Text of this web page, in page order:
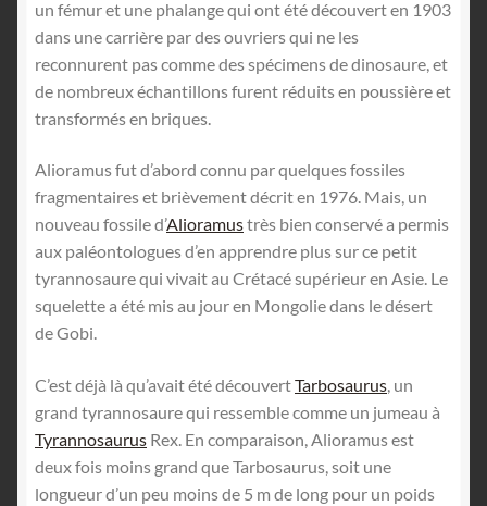
un fémur et une phalange qui ont été découvert en 1903
dans une carrière par des ouvriers qui ne les
reconnurent pas comme des spécimens de dinosaure, et
de nombreux échantillons furent réduits en poussière et
transformés en briques.
Alioramus fut d’abord connu par quelques fossiles
fragmentaires et brièvement décrit en 1976. Mais, un
nouveau fossile d’Alioramustrès bien conservé a permis
aux paléontologues d’en apprendre plus sur ce petit
tyrannosaure qui vivait au Crétacé supérieur en Asie. Le
squelette a été mis au jour en Mongolie dans le désert
de Gobi.
C’est déjà là qu’avait été découvertTarbosaurus, un
grand tyrannosaure qui ressemble comme un jumeau à
Tyrannosaurus Rex. En comparaison, Alioramus est
deux fois moins grand que Tarbosaurus, soit une
longueur d’un peu moins de 5 m de long pour un poids